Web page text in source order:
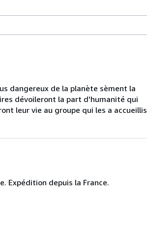
dangereux de la planète sèment la
dévoileront la part d'humanité qui
leur vie au groupe qui les a accueillis
Expédition depuis la France.